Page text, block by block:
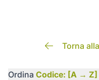
Torna
Ordina Codice: [A → Z]